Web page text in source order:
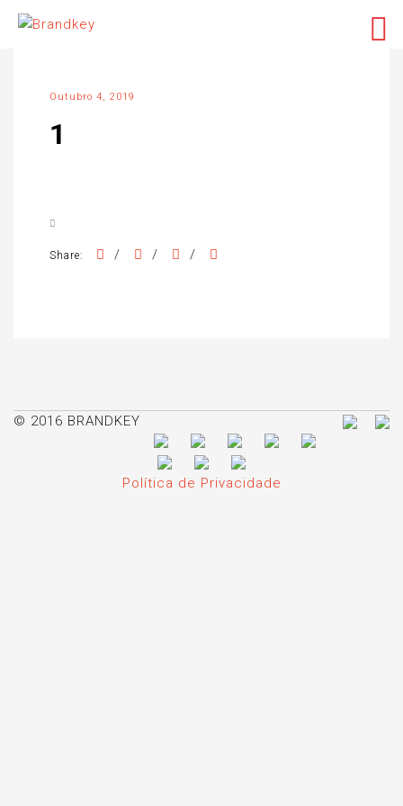
Outubro 4, 2019
1
Share: / / /
© 2016 BRANDKEY
Política de Privacidade